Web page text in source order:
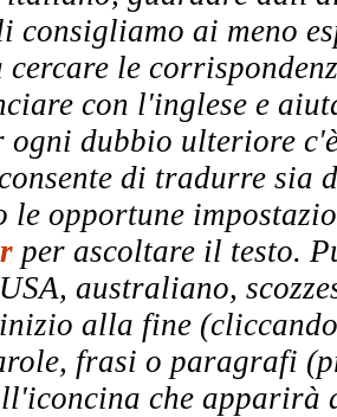
consigliamo ai meno
cercare le
con l'inglese e
ogni dubbio ulteriore
di tradurre
le opportune
per ascoltare il testo.
australiano,
alla fine
frasi o paragrafi
che apparirà